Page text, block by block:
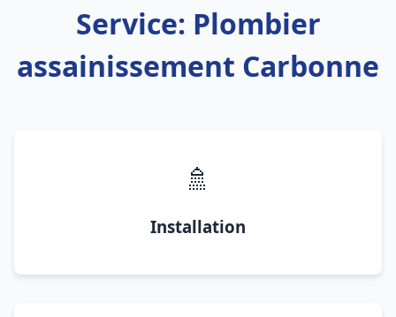
Service: Plombier
assainissement Carbonne
🚿
Installation